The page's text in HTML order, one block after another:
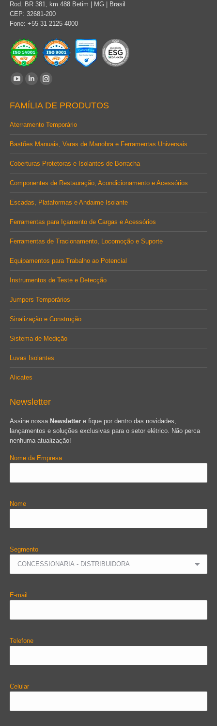
Rod. BR 381, km 488 Betim | MG | Brasil
CEP: 32681-200
Fone: +55 31 2125 4000
Encontre-nos em:
opens
in
window
Linkedin
opens
in
window
Instagram
opens
in
window
FAMÍLIA DE PRODUTOS
Aterramento Temporário
Bastões Manuais, Varas de Manobra e Ferramentas Universais
Coberturas Protetoras e Isolantes de Borracha
Componentes de Restauração, Acondicionamento e Acessórios
Escadas, Plataformas e Andaime Isolante
Ferramentas para Içamento de Cargas e Acessórios
Ferramentas de Tracionamento, Locomoção e Suporte
Equipamentos para Trabalho ao Potencial
Instrumentos de Teste e Detecção
Jumpers Temporários
Sinalização e Construção
Sistema de Medição
Luvas Isolantes
Alicates
Newsletter
Assine nossa Newsletter e fique por dentro das novidades,
lançamentos e soluções exclusivas para o setor elétrico. Não perca
nenhuma atualização!
Nome da Empresa
Nome
Segmento
E-mail
Telefone
Celular